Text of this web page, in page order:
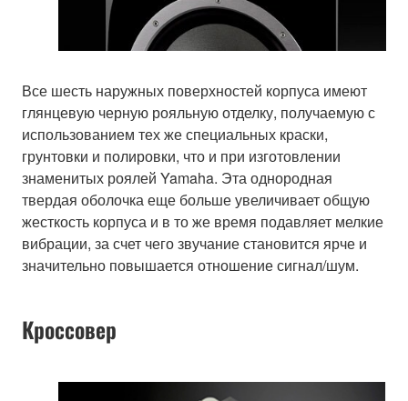
Все шесть наружных поверхностей корпуса имеют
глянцевую черную рояльную отделку, получаемую с
использованием тех же специальных краски,
грунтовки и полировки, что и при изготовлении
знаменитых роялей Yamaha. Эта однородная
твердая оболочка еще больше увеличивает общую
жесткость корпуса и в то же время подавляет мелкие
вибрации, за счет чего звучание становится ярче и
значительно повышается отношение сигнал/шум.
Кроссовер